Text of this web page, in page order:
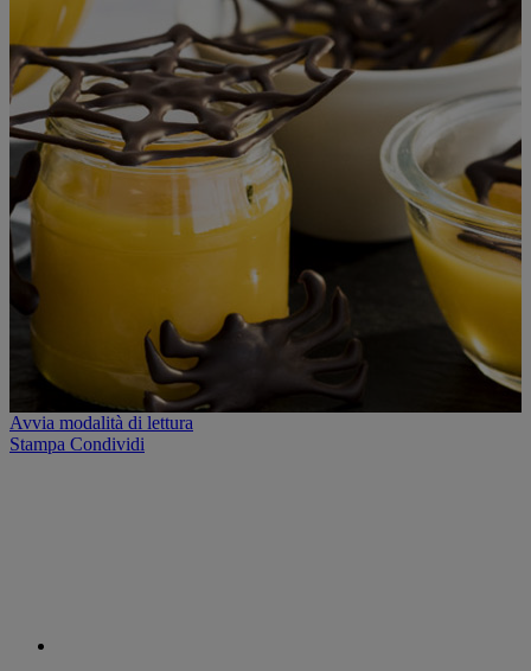
Avvia modalità di lettura
Stampa Condividi